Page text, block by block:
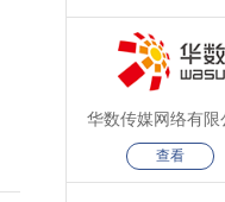
华数传媒网络有限
查看